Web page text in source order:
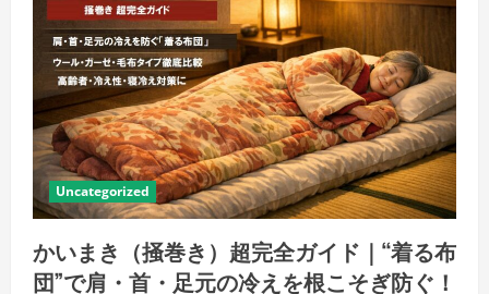
Uncategorized
かいまき（掻巻き）超完全ガイド｜“着る布
団”で肩・首・足元の冷えを根こそぎ防ぐ！